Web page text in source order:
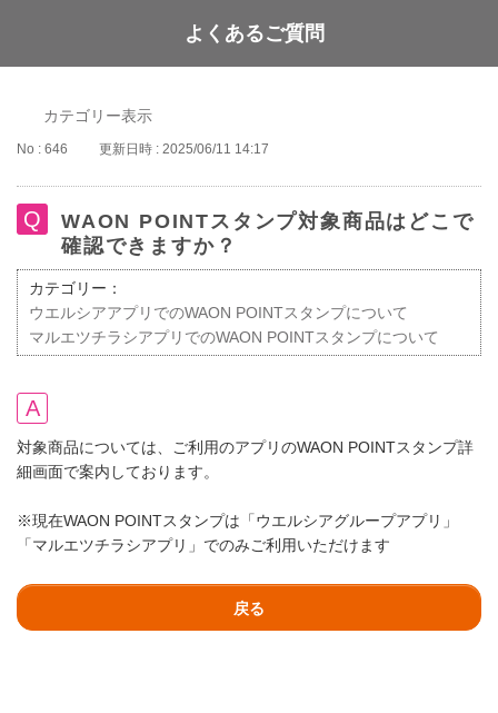
WAON POINT
よくあるご質問
カテゴリー表示
No : 646 更新日時 : 2025/06/11 14:17
WAON POINTスタンプ対象商品はどこで
確認できますか？
カテゴリー：
ウエルシアアプリでのWAON POINTスタンプについて
マルエツチラシアプリでのWAON POINTスタンプについて
対象商品については、ご利用のアプリのWAON POINTスタンプ詳
細画面で案内しております。
※現在WAON POINTスタンプは「ウエルシアグループアプリ」
「マルエツチラシアプリ」でのみご利用いただけます
戻る